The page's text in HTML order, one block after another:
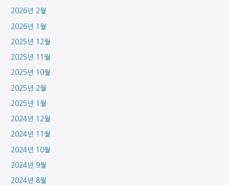
2026년 2월
2026년 1월
2025년 12월
2025년 11월
2025년 10월
2025년 2월
2025년 1월
2024년 12월
2024년 11월
2024년 10월
2024년 9월
2024년 8월